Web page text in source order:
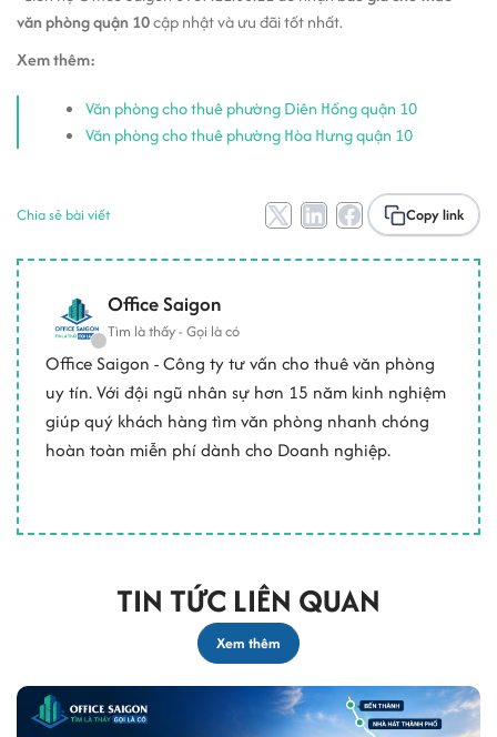
văn phòng quận 10cập nhật và ưu đãi tốt nhất.
Xem thêm:
Văn phòng cho thuê phường Diên Hồng quận 10
Văn phòng cho thuê phường Hòa Hưng quận 10
Chia sẻ bài viết Copy link
Office Saigon
Tìm là thấy - Gọi là có
Office Saigon - Công ty tư vấn cho thuê văn phòng
uy tín. Với đội ngũ nhân sự hơn 15 năm kinh nghiệm
giúp quý khách hàng tìm văn phòng nhanh chóng
hoàn toàn miễn phí dành cho Doanh nghiệp.
TIN TỨC LIÊN QUAN
Xem thêm